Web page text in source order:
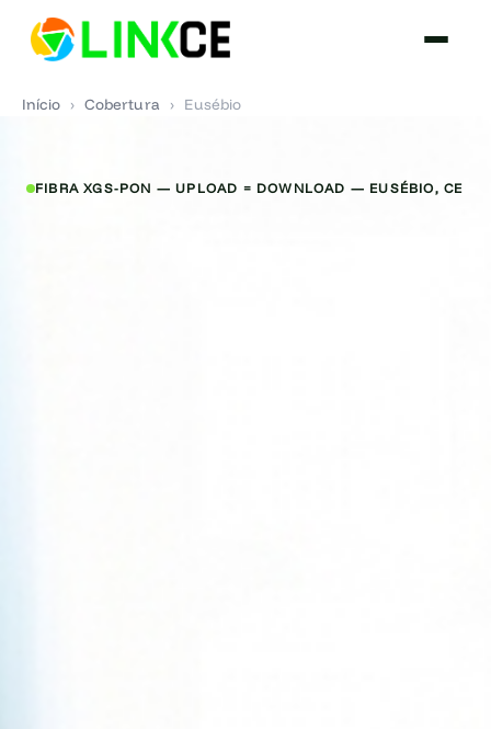
Início › Cobertura › Eusébio
FIBRA XGS-PON — UPLOAD = DOWNLOAD — EUSÉBIO, CE